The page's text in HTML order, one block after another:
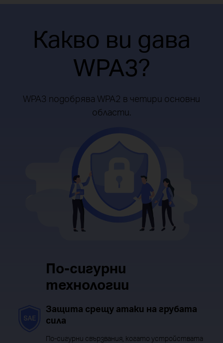
Какво ви дава
WPA3?
WPA3 подобрява WPA2 в четири основни
области.
По-сигурни
технологии
Защита срещу атаки на грубата
сила
По-сигурни свързвания, когато устройствата